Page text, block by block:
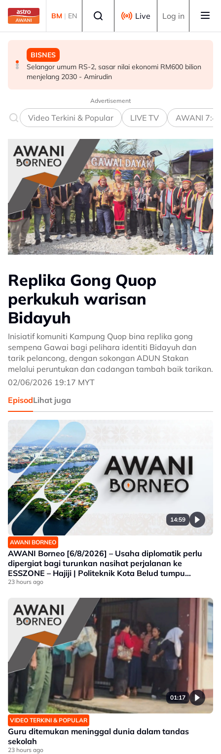
Skip to main content
BM | EN Live Log in
BISNES
Selangor umum RS-2, sasar nilai ekonomi RM600 bilion
menjelang 2030 - Amirudin
POLITIK
Abdul Hadi dakwa Bersatu terkeluar PN, Azmin
tegaskan masih anggota sah
DUNIA
Victoria arah penternak kurung unggas susulan
peningkatan kes selesema burung H5N1
Advertisement
Video Terkini & Popular LIVE TV AWANI
Replika Gong Quop
perkukuh warisan
Bidayuh
Inisiatif komuniti Kampung Quop bina replika gong
sempena Gawai bagi pelihara identiti Bidayuh dan
tarik pelancong, dengan sokongan ADUN Stakan
melalui peruntukan dan cadangan tambah baik tarikan.
02/06/2026 19:17 MYT
EpisodLihat juga
14:59
AWANI BORNEO
AWANI Borneo [6/8/2026] – Usaha diplomatik perlu
dipergiat bagi turunkan nasihat perjalanan ke
ESSZONE – Hajiji | Politeknik Kota Belud tumpu
bidang selaras keperluan industri Sabah |
produk tempatan
23 hours ago
01:17
VIDEO TERKINI & POPULAR
Guru ditemukan meninggal dunia dalam tandas
sekolah
23 hours ago